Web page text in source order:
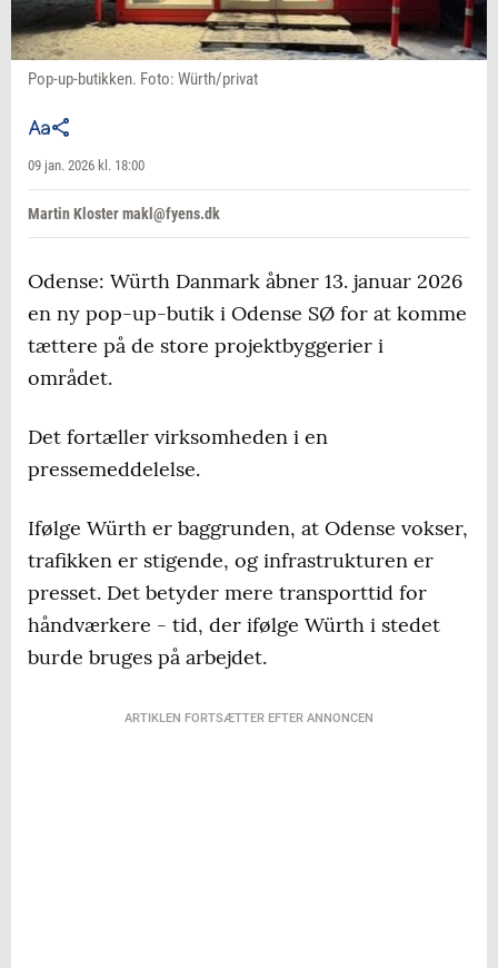
Pop-up-butikken. Foto: Würth/privat
09 jan. 2026 kl. 18:00
Martin Kloster makl@fyens.dk
Odense: Würth Danmark åbner 13. januar 2026
en ny pop-up-butik i Odense SØ for at komme
tættere på de store projektbyggerier i
området.
Det fortæller virksomheden i en
pressemeddelelse.
Ifølge Würth er baggrunden, at Odense vokser,
trafikken er stigende, og infrastrukturen er
presset. Det betyder mere transporttid for
håndværkere - tid, der ifølge Würth i stedet
burde bruges på arbejdet.
ARTIKLEN FORTSÆTTER EFTER ANNONCEN